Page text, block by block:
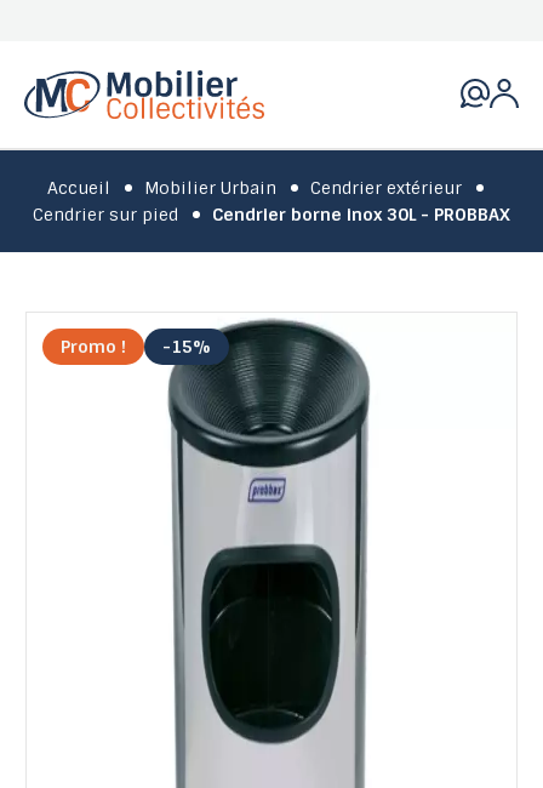
Accueil Mobilier Urbain
Cendrier extérieur
Cendrier sur pied
Cendrier borne inox 30L - PROBBAX
Promo ! -15%